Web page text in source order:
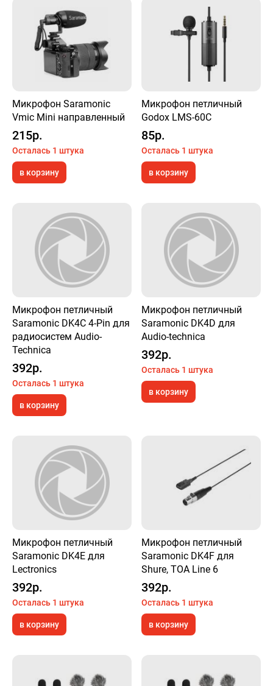
Микрофон Saramonic
Vmic Mini направленный
215р.
Осталась 1 штука
в корзину
Микрофон петличный
Godox LMS-60C
85р.
Осталась 1 штука
в корзину
Микрофон петличный
Saramonic DK4C 4-Pin для
радиосистем Audio-
Technica
392р.
Осталась 1 штука
в корзину
Микрофон петличный
Saramonic DK4D для
Audio-technica
392р.
Осталась 1 штука
в корзину
Микрофон петличный
Saramonic DK4E для
Lectronics
392р.
Осталась 1 штука
в корзину
Микрофон петличный
Saramonic DK4F для
Shure, TOA Line 6
392р.
Осталась 1 штука
в корзину